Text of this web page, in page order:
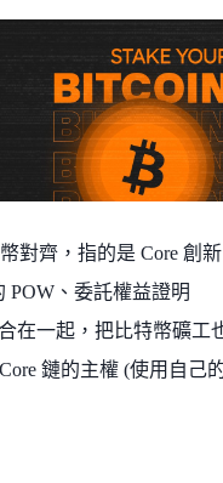
對齊，指的是 Core 創
POW、委託權益證明
在一起，把比特幣礦工
鏈的主權 (使用自己